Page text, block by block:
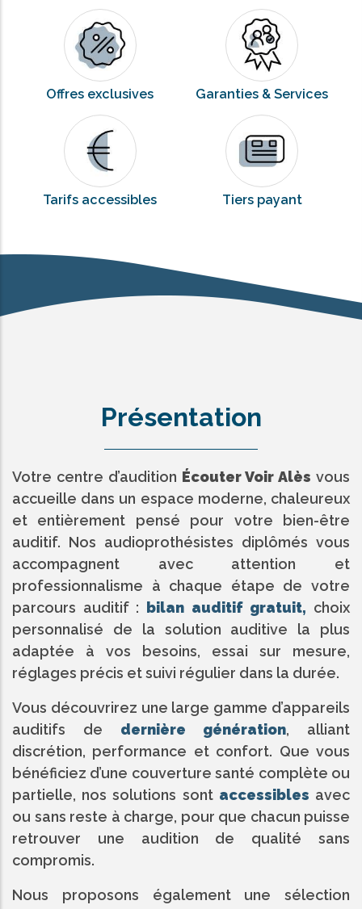
Offres exclusives Garanties & Services
Tarifs accessibles Tiers payant
Présentation
Votre centre d’audition Écouter Voir Alès vous
accueille dans un espace moderne, chaleureux
et entièrement pensé pour votre bien-être
auditif. Nos audioprothésistes diplômés vous
accompagnent avec attention et
professionnalisme à chaque étape de votre
parcours auditif :
bilan auditif gratuit, choix
personnalisé de la solution auditive la plus
adaptée à vos besoins, essai sur mesure,
réglages précis et suivi régulier dans la durée.
Vous découvrirez une large gamme d’appareils
auditifs de dernière génération, alliant
discrétion, performance et confort. Que vous
bénéficiez d’une couverture santé complète ou
partielle, nos solutions sont accessibles avec
ou sans reste à charge, pour que chacun puisse
retrouver une audition de qualité sans
compromis.
Nous proposons également une sélection